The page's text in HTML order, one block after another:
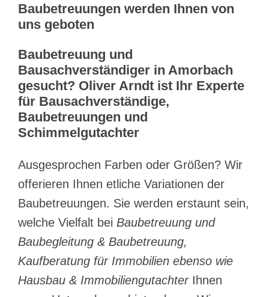
Baubetreuungen werden Ihnen von
uns geboten
Baubetreuung und
Bausachverständiger in Amorbach
gesucht? Oliver Arndt ist Ihr Experte
für Bausachverständige,
Baubetreuungen und
Schimmelgutachter
Ausgesprochen Farben oder Größen? Wir
offerieren Ihnen etliche Variationen der
Baubetreuungen. Sie werden erstaunt sein,
welche Vielfalt bei Baubetreuung und
Baubegleitung & Baubetreuung,
Kaufberatung für Immobilien ebenso wie
Hausbau & ImmobiliengutachterIhnen